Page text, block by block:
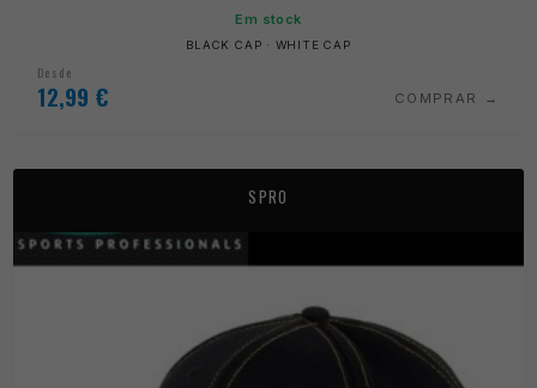
Em stock
BLACK CAP · WHITE CAP
Desde
12,99 € COMPRAR
SPRO